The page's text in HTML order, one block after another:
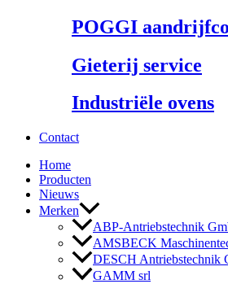
POGGI
Gieterij service
Industriële ovens
Contact
Home
Producten
Nieuws
Merken
ABP-Antriebstechnik
AMSBECK
DESCH Antriebstechnik
GAMM srl